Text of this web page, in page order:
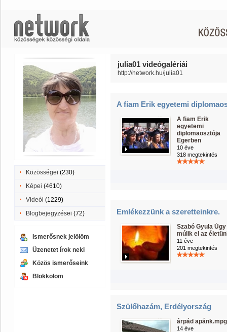
Közösségei (230)
Képei (4610)
Videói (1229)
Blogbejegyzései (72)
Ismerősnek jelölöm
Üzenetet írok neki
Közös ismerőseink
Blokkolom
julia01 videógalériái
http://network.hu/julia01
A fiam Erik egyetemi
A fiam Erik
egyetemi
diplomaosztója
Egerben
10 éve
318 megtekintés
Emlékezzünk a szeretteinkre.
Szabó Gyula Úgy
múlik el az
11 éve
201 megtekintés
Szülőhazám, Erdélyország
árpád apánk.mpg
14 éve